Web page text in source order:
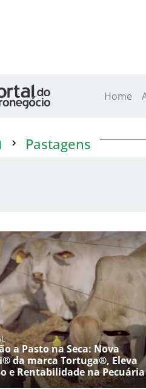
Home
Pastagens
a Pasto na Seca: Nova
da marca Tortuga®, Eleva
e Rentabilidade na Pecuária